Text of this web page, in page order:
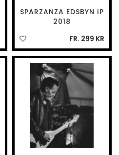
SPARZANZA EDSBYN IP
2018
FR. 299 KR